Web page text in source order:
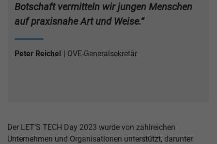
Botschaft vermitteln wir jungen Menschen
auf praxisnahe Art und Weise.“
Peter Reichel OVE-Generalsekretär
Der LET’S TECH Day 2023 wurde von zahlreichen
Unternehmen und Organisationen unterstützt, darunter